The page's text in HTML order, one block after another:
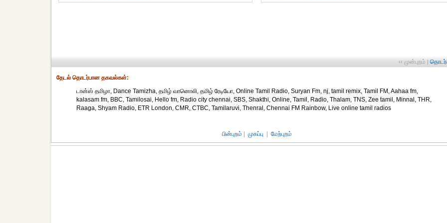
‹‹ முன்புறம் |
தேட‌ல் தொட‌ர்பான தகவ‌ல்க‌ள்:
டான்ஸ் தமிழா, Dance Tamizha, தமிழ் வானொலி, தமிழ் ரேடியோ, Online Tamil Radio, Suryan Fm, nj, tamil remix, Tamil FM, Aahaa fm,
kalasam fm, BBC, Tamilosai, Hello fm, Radio city chennai, SBS, Shakthi, Online, Tamil, Radio, Thalam, TNS, Zee tamil, Minnal, THR,
Raaga, Shyam Radio, ETR London, CMR, CTBC, Tamilaruvi, Thenral, Chennai FM Rainbow, Live online tamil radios
பின்புறம் முகப்பு மேற்புறம்